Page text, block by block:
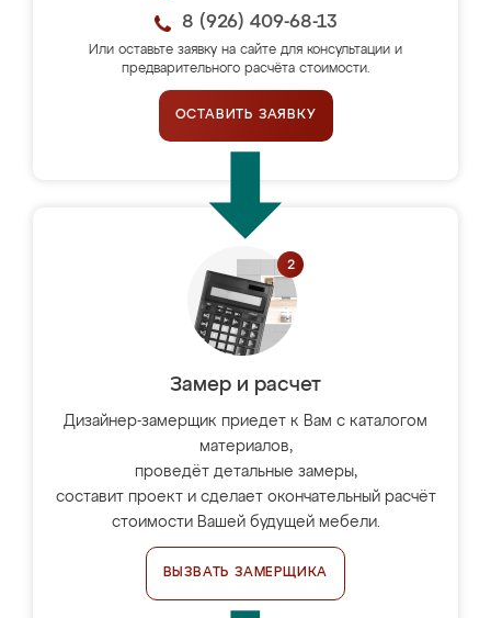
8 (926) 409-68-13
Или оставьте заявку на сайте для консультации и
предварительного расчёта стоимости.
ОСТАВИТЬ ЗАЯВКУ
Замер и расчет
Дизайнер-замерщик приедет к Вам с каталогом
материалов,
проведёт детальные замеры,
составит проект и сделает окончательный расчёт
стоимости Вашей будущей мебели.
ВЫЗВАТЬ ЗАМЕРЩИКА